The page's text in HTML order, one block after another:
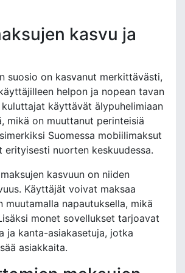
kasvu ja
suosio on kasvanut merkittävästi,
helpon ja nopean tavan
kuluttajat käyttävät älypuhelimiaan
mikä on muuttanut perinteisiä
Suomessa mobiilimaksut
erityisesti nuorten keskuudessa.
kasvuun on niiden
Käyttäjät voivat maksaa
muutamalla napautuksella, mikä
monet sovellukset tarjoavat
ja kanta-asiakasetuja, jotka
asiakkaita.